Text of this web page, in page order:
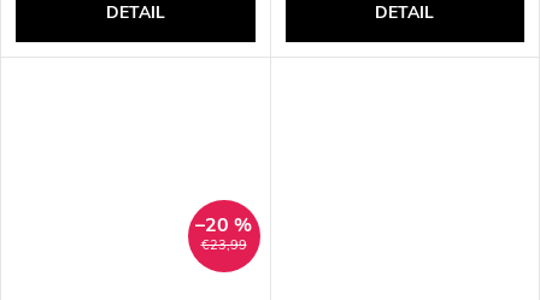
DETAIL DETAIL
€23,99
–20 %